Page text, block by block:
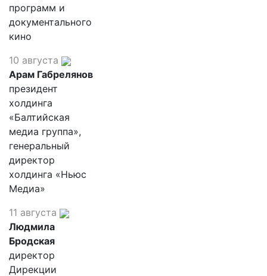
программ и
документального
кино
10 августа
Арам Габрелянов
президент
холдинга
«Балтийская
медиа группа»,
генеральный
директор
холдинга «Ньюс
Медиа»
11 августа
Людмила
Бродская
директор
Дирекции